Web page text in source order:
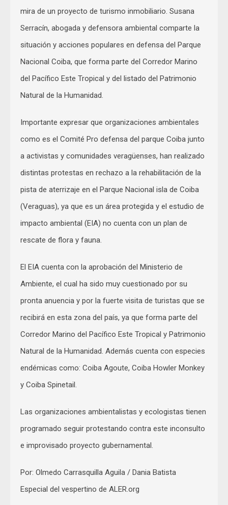
mira de un proyecto de turismo inmobiliario. Susana
Serracín, abogada y defensora ambiental comparte la
situación y acciones populares en defensa del Parque
Nacional Coiba, que forma parte del Corredor Marino
del Pacífico Este Tropical y del listado del Patrimonio
Natural de la Humanidad.
Importante expresar que organizaciones ambientales
como es el Comité Pro defensa del parque Coiba junto
a activistas y comunidades veragüenses, han realizado
distintas protestas en rechazo a la rehabilitación de la
pista de aterrizaje en el Parque Nacional isla de Coiba
(Veraguas), ya que es un área protegida y el estudio de
impacto ambiental (EIA) no cuenta con un plan de
rescate de flora y fauna.
El EIA cuenta con la aprobación del Ministerio de
Ambiente, el cual ha sido muy cuestionado por su
pronta anuencia y por la fuerte visita de turistas que se
recibirá en esta zona del país, ya que forma parte del
Corredor Marino del Pacífico Este Tropical y Patrimonio
Natural de la Humanidad. Además cuenta con especies
endémicas como: Coiba Agoute, Coiba Howler Monkey
y Coiba Spinetail.
Las organizaciones ambientalistas y ecologistas tienen
programado seguir protestando contra este inconsulto
e improvisado proyecto gubernamental.
Por: Olmedo Carrasquilla Aguila / Dania Batista
Especial del vespertino de ALER.org